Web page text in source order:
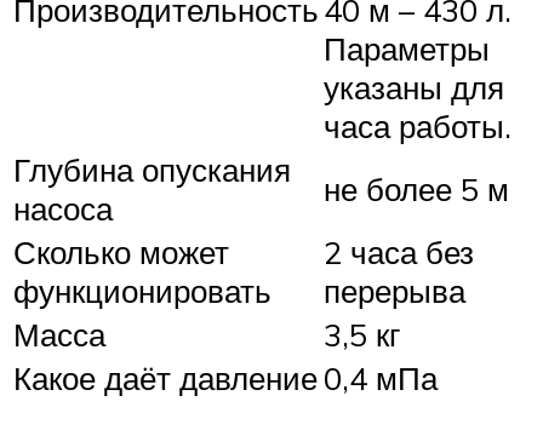
Производительность40 м – 430 л.
Параметры
указаны для
часа работы.
Глубина опускания
насоса
не более 5 м
Сколько может
функционировать
2 часа без
перерыва
Масса
3,5 кг
Какое даёт давление0,4 мПа